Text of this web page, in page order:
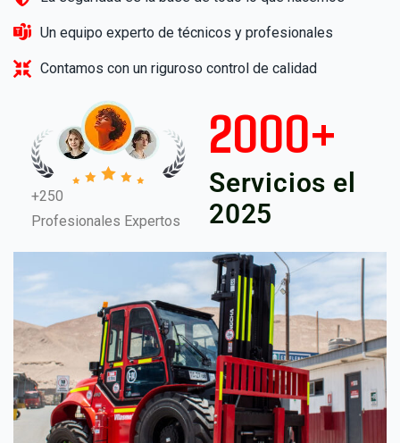
Un equipo experto de técnicos y profesionales
Contamos con un riguroso control de calidad
+250
Profesionales Expertos
2000+
Servicios el
2025